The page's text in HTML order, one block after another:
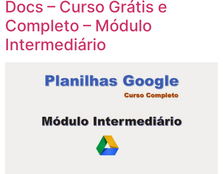
Docs – Curso Grátis e
Completo – Módulo
Intermediário